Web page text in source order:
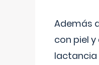
Además
con piel y
lactancia